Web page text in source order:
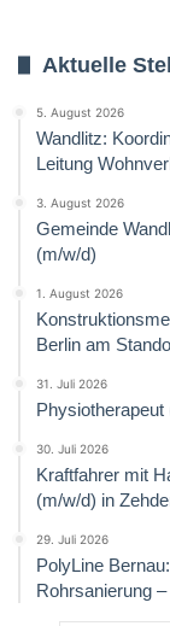
Aktuelle
5. August 2026
Wandlitz:
Leitung
3. August 2026
Gemeinde
(m/w/d)
1. August 2026
Berlin am
31. Juli 2026
30. Juli 2026
Kraftfahrer mit
(m/w/d) in
29. Juli 2026
PolyLine
Rohrsanierung –